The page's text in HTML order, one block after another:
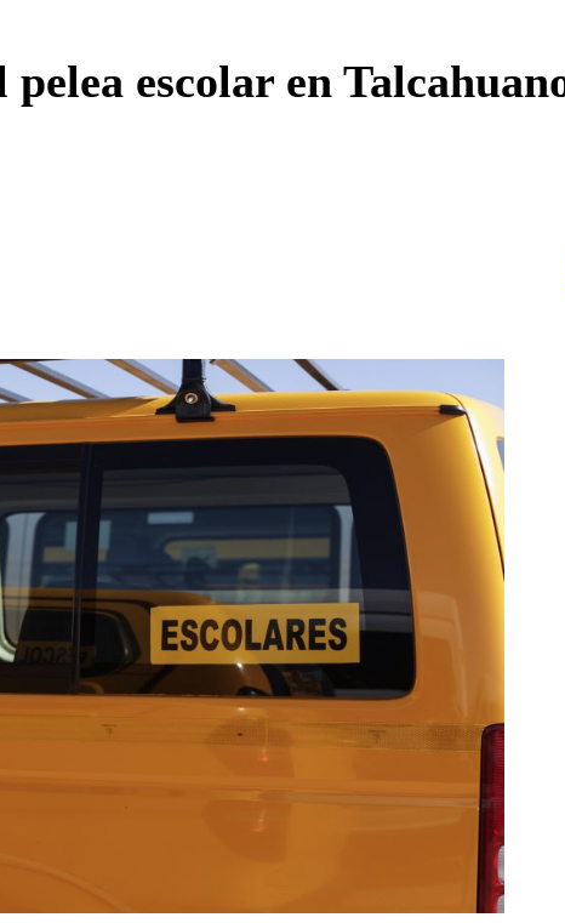
escolar en